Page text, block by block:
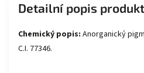
Detailní popis
Chemický popis: Anorganický
C.I. 77346.